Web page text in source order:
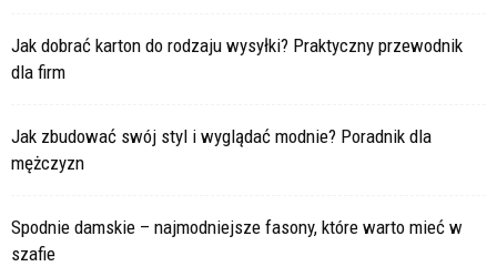
Jak dobrać karton do rodzaju wysyłki? Praktyczny przewodnik
dla firm
Jak zbudować swój styl i wyglądać modnie? Poradnik dla
mężczyzn
Spodnie damskie – najmodniejsze fasony, które warto mieć w
szafie